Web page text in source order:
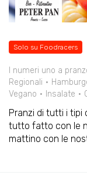
Solo su Foodracers
I numeri uno a
Regionali
Vegano
Insalate
Pranzi di tutti i tipi
tutto fatto con le
mattino con le